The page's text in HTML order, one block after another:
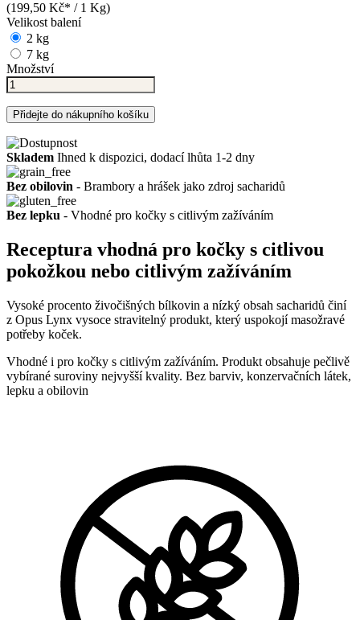
(199,50 Kč* / 1 Kg)
Velikost balení
2 kg
7 kg
Množství
Přidejte do nákupního košíku
Skladem Ihned k dispozici, dodací lhůta 1-2 dny
Bez obilovin - Brambory a hrášek jako zdroj sacharidů
Bez lepku - Vhodné pro kočky s citlivým zažíváním
Receptura vhodná pro kočky s citlivou
pokožkou nebo citlivým zažíváním
Vysoké procento živočišných bílkovin a nízký obsah sacharidů činí
z Opus Lynx vysoce stravitelný produkt, který uspokojí masožravé
potřeby koček.
Vhodné i pro kočky s citlivým zažíváním. Produkt obsahuje pečlivě
vybírané suroviny nejvyšší kvality. Bez barviv, konzervačních látek,
lepku a obilovin